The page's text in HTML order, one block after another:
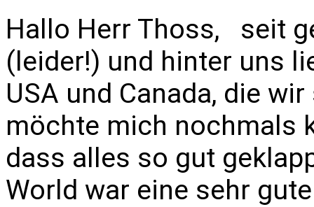
Hallo Herr Thoss, seit
(leider!) und hinter uns
USA und Canada, die
möchte mich nochmals
dass alles so gut
World war eine sehr